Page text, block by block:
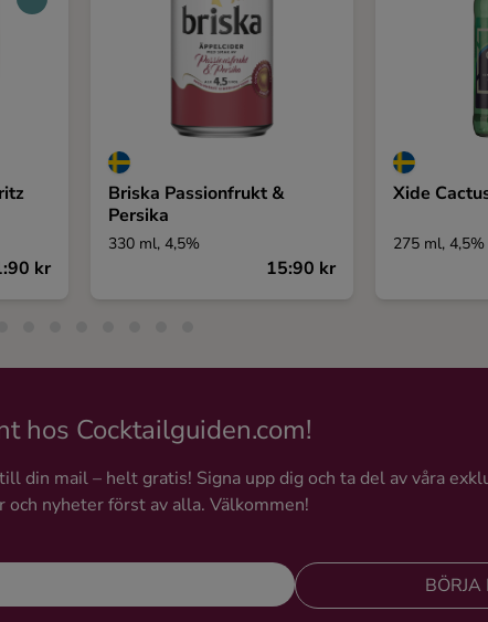
kr
Briska Passionfrukt &
Persika
330 ml, 4,5%
15:90 kr
Xide
275 ml, 4,5%
hos Cocktailguiden.com!
din mail – helt gratis! Signa upp dig och ta del av våra
och nyheter först av alla. Välkommen!
BÖRJA